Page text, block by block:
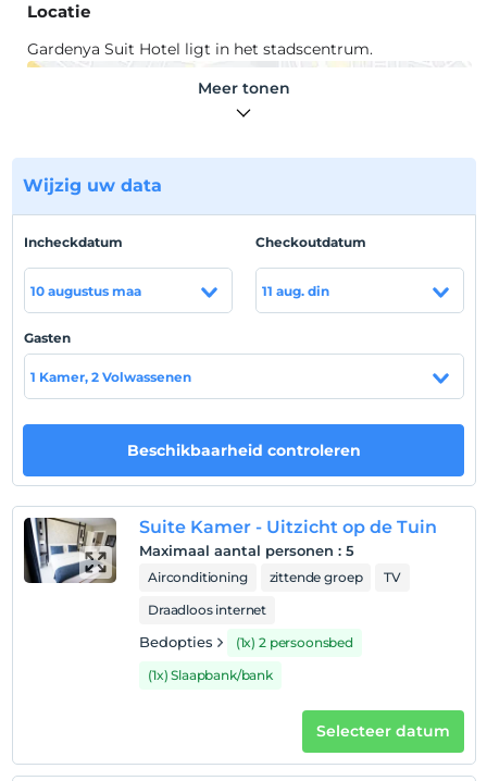
Locatie
Gardenya Suit Hotel ligt in het stadscentrum.
Hotelvoorwaarden
Check in
Na 12:00
Uitchecken
Voor 12:00
Huisdieren niet toegestaan
roken
rookvrije kamers
kinderen
Baby's jonger dan 2 worden niet in rekening gebracht
1 kind(eren) tot de leeftijd van 6 per kamer
wordt/worden niet in rekening gebracht
Meer tonen
Wijzig uw data
Incheckdatum
10 augustus maa
Checkoutdatum
11 aug. din
Gasten
1 Kamer, 2 Volwassenen
Beschikbaarheid controleren
Suite Kamer - Uitzicht op de Tuin
Maximaal aantal personen : 5
Airconditioning zittende groep
TV
Draadloos internet
Bedopties
(1x) 2 persoonsbed
(1x) Slaapbank/bank
Selecteer datum